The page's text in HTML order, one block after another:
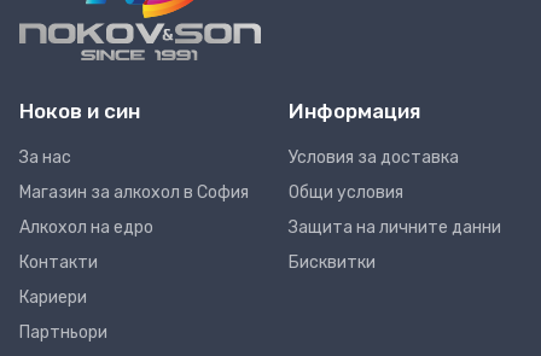
Ноков и син
За нас
Магазин за алкохол в София
Алкохол на едро
Контакти
Кариери
Партньори
Информация
Условия за доставка
Общи условия
Защита на личните данни
Бисквитки